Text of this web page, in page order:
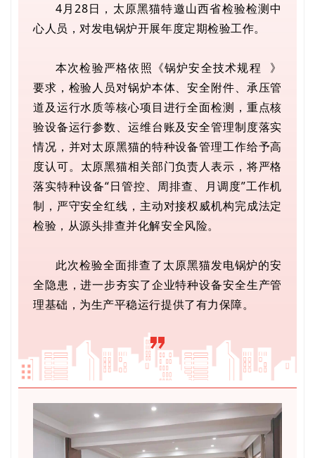
4月28日，太原黑猫特邀山西省检验检测中
心人员，对发电锅炉开展年度定期检验工作。
本次检验严格依照《锅炉安全技术规程
》
要求，检验人员对锅炉本体、安全附件、承压管
道及运行水质等核心项目进行全面检测，重点核
验设备运行参数、运维台账及安全管理制度落实
情况，并对太原黑猫的特种设备管理工作给予高
度认可。 太原黑猫相关部门负责人表示，将严格
落实特种设备“日管控、周排查、月调度”工作机
制， 严守安全红线， 主动对接权威机构完成法定
检验，从源头排查并化解安全风险。
此次检验全面排查了太原黑猫发电锅炉的安
全隐患，进一步夯实了企业特种设备安全生产管
理基础，为生产平稳运行提供了有力保障。